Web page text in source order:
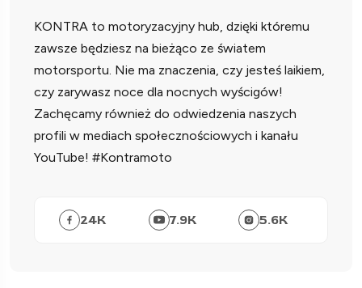
KONTRA to motoryzacyjny hub, dzięki któremu
zawsze będziesz na bieżąco ze światem
motorsportu. Nie ma znaczenia, czy jesteś laikiem,
czy zarywasz noce dla nocnych wyścigów!
Zachęcamy również do odwiedzenia naszych
profili w mediach społecznościowych i kanału
YouTube! #Kontramoto
24K 7.9K 5.6K